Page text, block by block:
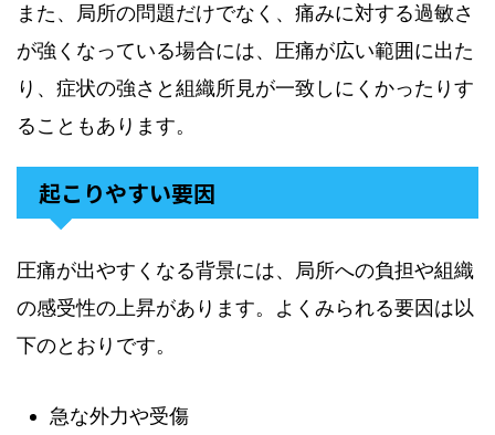
また、局所の問題だけでなく、痛みに対する過敏さ
が強くなっている場合には、圧痛が広い範囲に出た
り、症状の強さと組織所見が一致しにくかったりす
ることもあります。
起こりやすい要因
圧痛が出やすくなる背景には、局所への負担や組織
の感受性の上昇があります。よくみられる要因は以
下のとおりです。
急な外力や受傷